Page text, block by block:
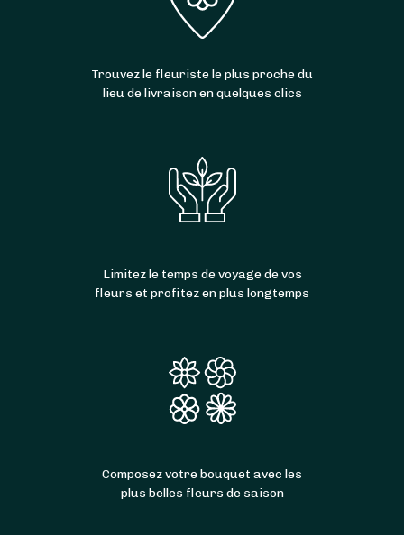
Trouvez le fleuriste le plus proche du
lieu de livraison en quelques clics
Limitez le temps de voyage de vos
fleurs et profitez en plus longtemps
Composez votre bouquet avec les
plus belles fleurs de saison